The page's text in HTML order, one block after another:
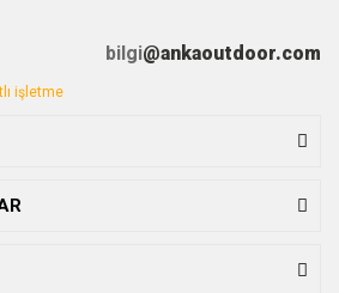
bilgi@ankaoutdoor.com